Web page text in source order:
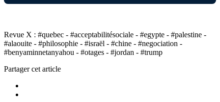
Revue X : #quebec - #acceptabilitésociale - #egypte - #palestine -
#alaouite - #philosophie - #israël - #chine - #negociation -
#benyaminnetanyahou - #otages - #jordan - #trump
Partager cet article